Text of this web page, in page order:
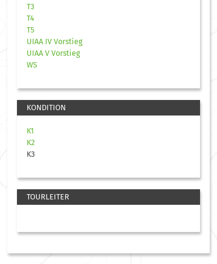
T3
T4
T5
UIAA IV Vorstieg
UIAA V Vorstieg
WS
KONDITION
K1
K2
K3
TOURLEITER